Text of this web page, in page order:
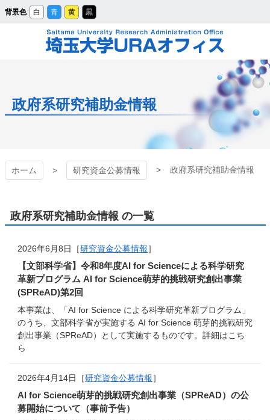
メ
イ
背景色 白 青 黄 黒
ス
政府系研究補助金情報
ホーム 研究資金公募情報 政府系研究補助金情報
政府系研究補助金情報 の一覧
2026年6月8日［研究資金公募情報］
【文部科学省】令和8年度AI for Scienceによる科学研究
革新プログラム AI for Science萌芽的挑戦研究創出事業
(SPReAD)第2回
本事業は、「AI for Science による科学研究革新プログラム」
のうち、文部科学省が実施する AI for Science 萌芽的挑戦研究
創出事業（SPReAD）として実施するものです。詳細はこち
ら
2026年4月14日［研究資金公募情報］
AI for Science萌芽的挑戦研究創出事業（SPReAD）の公
募開始について（事前予告）